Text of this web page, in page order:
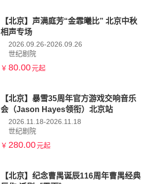
【北京】声满庭芳“金霏曦比” 北京中秋
相声专场
2026.09.26-2026.09.26
世纪剧院
￥ 80.00元起
【北京】暴雪35周年官方游戏交响音乐
会（Jason Hayes领衔）北京站
2026.11.18-2026.11.18
世纪剧院
￥ 280.00元起
【北京】纪念曹禺诞辰116周年曹禺经典